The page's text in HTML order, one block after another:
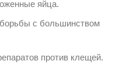
яйца.
с большинством
против клещей.